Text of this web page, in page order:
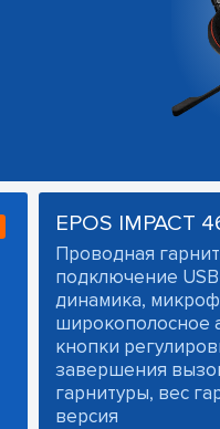
EPOS IMPACT
Проводная
подключение
динамика,
широкополосное
кнопки
завершения
гарнитуры, вес
версия